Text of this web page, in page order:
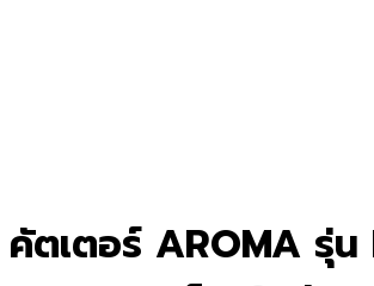
คัตเตอร์ AROMA รุ่น